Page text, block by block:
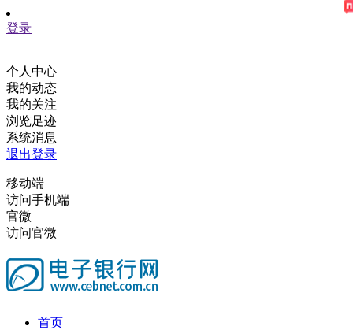
登录
个人中心
我的动态
我的关注
浏览足迹
系统消息
退出登录
移动端
访问手机端
官微
访问官微
首页